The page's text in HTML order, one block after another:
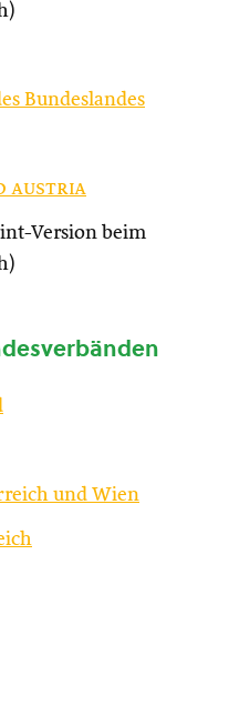
Bundeslandes
austria
Version beim
und Wien